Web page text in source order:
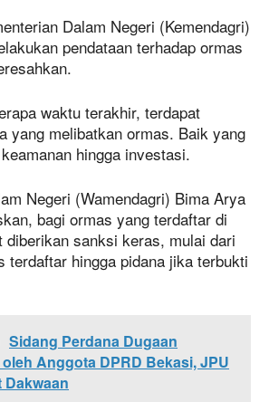
Dalam Negeri (Kemendagri)
pendataan terhadap ormas
waktu terakhir, terdapat
yang melibatkan ormas. Baik yang
hingga investasi.
Negeri (Wamendagri) Bima Arya
bagi ormas yang terdaftar di
diberikan sanksi keras, mulai dari
terdaftar hingga pidana jika terbukti
Sidang Perdana Dugaan
Anggota DPRD Bekasi, JPU